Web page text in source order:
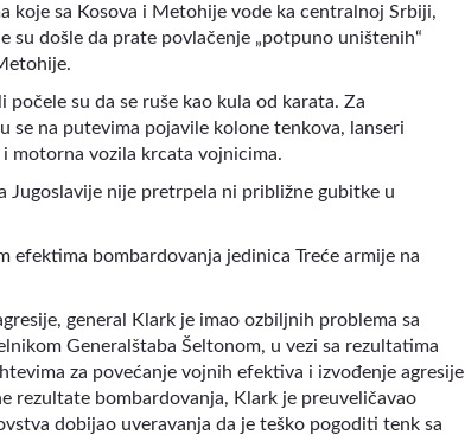
koje sa Kosova i Metohije vode ka centralnoj Srbiji,
su došle da prate povlačenje „potpuno uništenih“
su da se ruše kao kula od karata. Za
se na putevima pojavile kolone tenkova, lanseri
motorna vozila krcata vojnicima.
Jugoslavije nije pretrpela ni približne gubitke u
efektima bombardovanja jedinica Treće armije na
general Klark je imao ozbiljnih problema sa
Generalštaba Šeltonom, u vezi sa rezultatima
za povećanje vojnih efektiva i izvođenje agresije
rezultate bombardovanja, Klark je preuveličavao
dobijao uveravanja da je teško pogoditi tenk sa